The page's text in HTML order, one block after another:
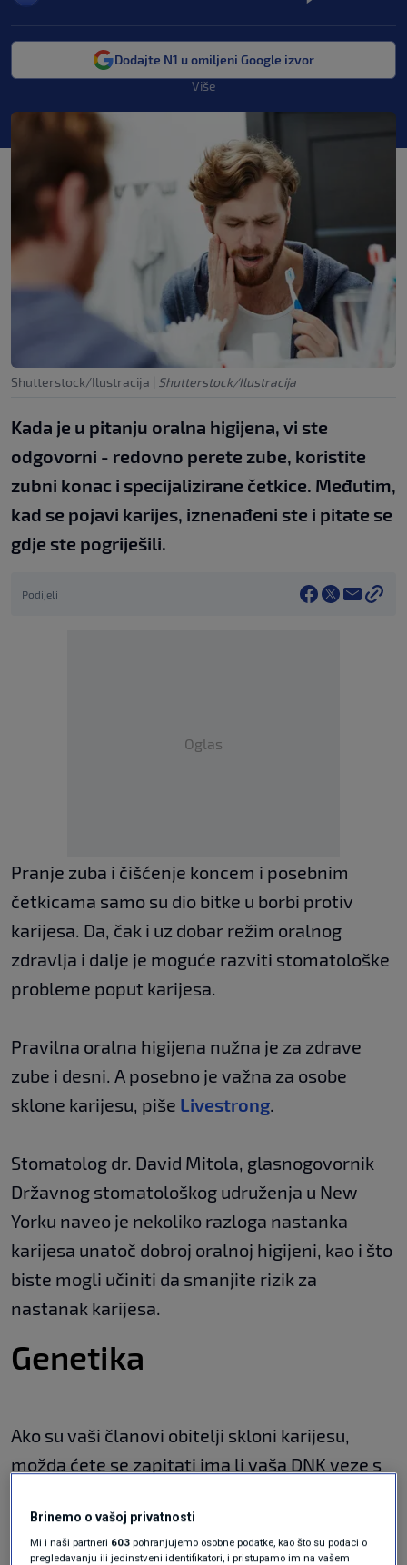
Dodajte N1 u omiljeni Google izvor
Više
Shutterstock/Ilustracija | Shutterstock/Ilustracija
Kada je u pitanju oralna higijena, vi ste
odgovorni - redovno perete zube, koristite
zubni konac i specijalizirane četkice. Međutim,
kad se pojavi karijes, iznenađeni ste i pitate se
gdje ste pogriješili.
Podijeli
Oglas
Pranje zuba i čišćenje koncem i posebnim
četkicama samo su dio bitke u borbi protiv
karijesa. Da, čak i uz dobar režim oralnog
zdravlja i dalje je moguće razviti stomatološke
probleme poput karijesa.
Pravilna oralna higijena nužna je za zdrave
zube i desni. A posebno je važna za osobe
sklone karijesu, piše Livestrong.
Stomatolog dr. David Mitola, glasnogovornik
Državnog stomatološkog udruženja u New
Yorku naveo je nekoliko razloga nastanka
karijesa unatoč dobroj oralnoj higijeni, kao i što
biste mogli učiniti da smanjite rizik za
nastanak karijesa.
Genetika
Ako su vaši članovi obitelji skloni karijesu,
možda ćete se zapitati ima li vaša DNK veze s
pitanje može li se netko roditi s takvom
predispozicijom? Odgovor je u nekoj mjeri
Brinemo o vašoj privatnosti
Mi i naši partneri 603 pohranjujemo osobne podatke, kao što su podaci o
pregledavanju ili jedinstveni identifikatori, i pristupamo im na vašem